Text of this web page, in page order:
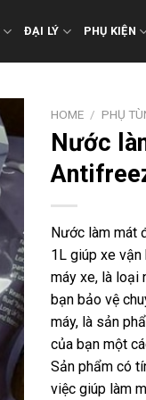
ĐẠI LÝ PHỤ KIỆN
HOME / PHỤ
Nước
Nước làm mát
1L​ giúp xe vận
máy xe, là loại
bạn bảo vệ
máy, là sản
của bạn một
Sản phẩm có
việc giúp làm